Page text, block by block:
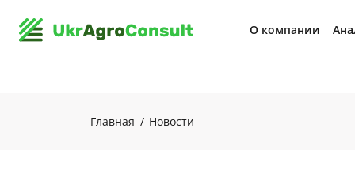
О компании
Главная Новости